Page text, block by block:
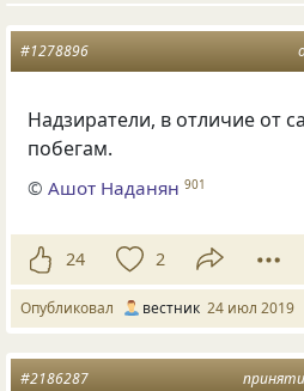
#1278896
Надзиратели, в отличие от
побегам.
©Ашот Наданян 901
24 2
Опубликовал вестник 24 июл 2019
#2186287